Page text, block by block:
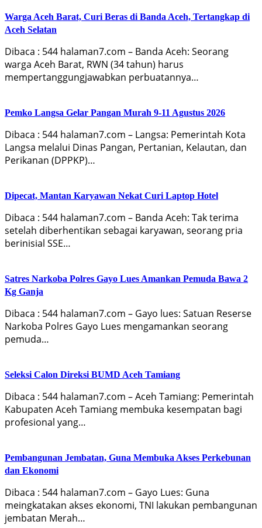
Warga Aceh Barat, Curi Beras di Banda Aceh, Tertangkap di
Aceh Selatan
Dibaca : 544 halaman7.com – Banda Aceh: Seorang
warga Aceh Barat, RWN (34 tahun) harus
mempertanggungjawabkan perbuatannya…
Pemko Langsa Gelar Pangan Murah 9-11 Agustus 2026
Dibaca : 544 halaman7.com – Langsa: Pemerintah Kota
Langsa melalui Dinas Pangan, Pertanian, Kelautan, dan
Perikanan (DPPKP)…
Dipecat, Mantan Karyawan Nekat Curi Laptop Hotel
Dibaca : 544 halaman7.com – Banda Aceh: Tak terima
setelah diberhentikan sebagai karyawan, seorang pria
berinisial SSE…
Satres Narkoba Polres Gayo Lues Amankan Pemuda Bawa 2
Kg Ganja
Dibaca : 544 halaman7.com – Gayo lues: Satuan Reserse
Narkoba Polres Gayo Lues mengamankan seorang
pemuda…
Seleksi Calon Direksi BUMD Aceh Tamiang
Dibaca : 544 halaman7.com – Aceh Tamiang: Pemerintah
Kabupaten Aceh Tamiang membuka kesempatan bagi
profesional yang…
Pembangunan Jembatan, Guna Membuka Akses Perkebunan
dan Ekonomi
Dibaca : 544 halaman7.com – Gayo Lues: Guna
meingkatakan akses ekonomi, TNI lakukan pembangunan
jembatan Merah…